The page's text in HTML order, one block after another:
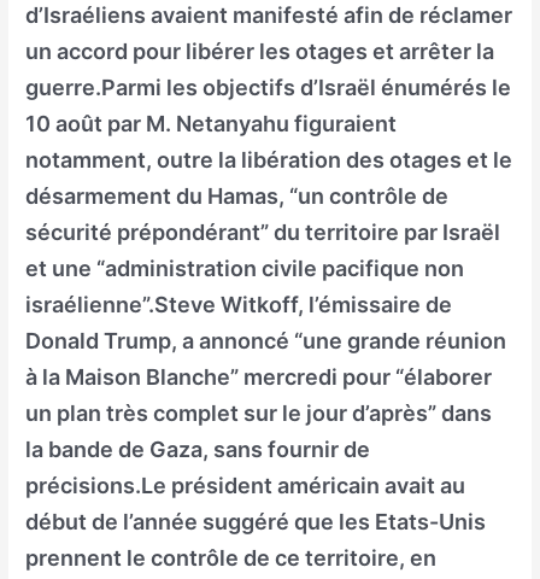
d’Israéliens avaient manifesté afin de réclamer
un accord pour libérer les otages et arrêter la
guerre.Parmi les objectifs d’Israël énumérés le
10 août par M. Netanyahu figuraient
notamment, outre la libération des otages et le
désarmement du Hamas, “un contrôle de
sécurité prépondérant” du territoire par Israël
et une “administration civile pacifique non
israélienne”.Steve Witkoff, l’émissaire de
Donald Trump, a annoncé “une grande réunion
à la Maison Blanche” mercredi pour “élaborer
un plan très complet sur le jour d’après” dans
la bande de Gaza, sans fournir de
précisions.Le président américain avait au
début de l’année suggéré que les Etats-Unis
prennent le contrôle de ce territoire, en